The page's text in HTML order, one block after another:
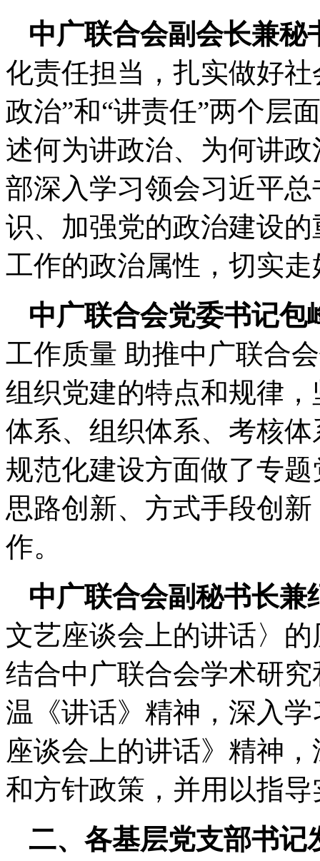
中广联合会副会长兼秘
化责任担当，扎实做好
政治”和“讲责任”两个层
述何为讲政治、为何讲
部深入学习领会习近平
识、加强党的政治建设
工作的政治属性，切实
中广联合会党委书记包
工作质量 助推中广联合
组织党建的特点和规律
体系、组织体系、考核
规范化建设方面做了专
思路创新、方式手段创
作。
中广联合会副秘书长兼
文艺座谈会上的讲话〉
结合中广联合会学术研
温《讲话》精神，深入
座谈会上的讲话》精神
和方针政策，并用以指
二、各基层党支部书记